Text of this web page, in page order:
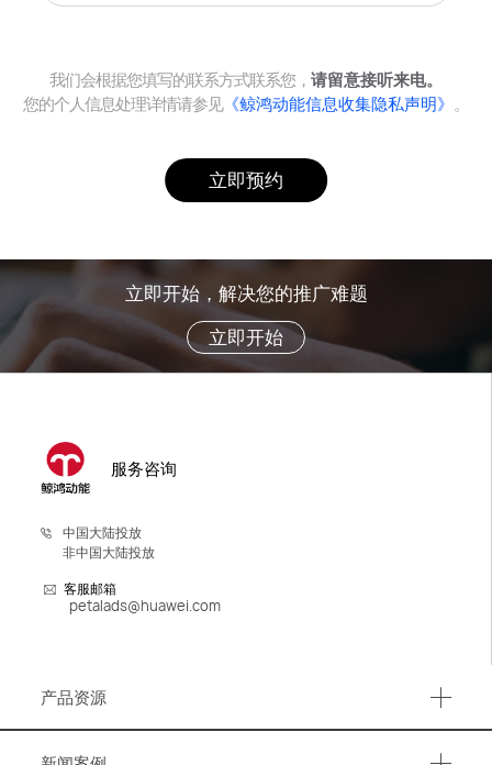
我们会根据您填写的联系方式联系您， 请留意接听来电。
您的个人信息处理详情请参见《鲸鸿动能信息收集隐私声明》 。
立即预约
立即开始，解决您的推广难题
立即开始
服务咨询
中国大陆投放
非中国大陆投放
客服邮箱
petalads@huawei.com
产品资源